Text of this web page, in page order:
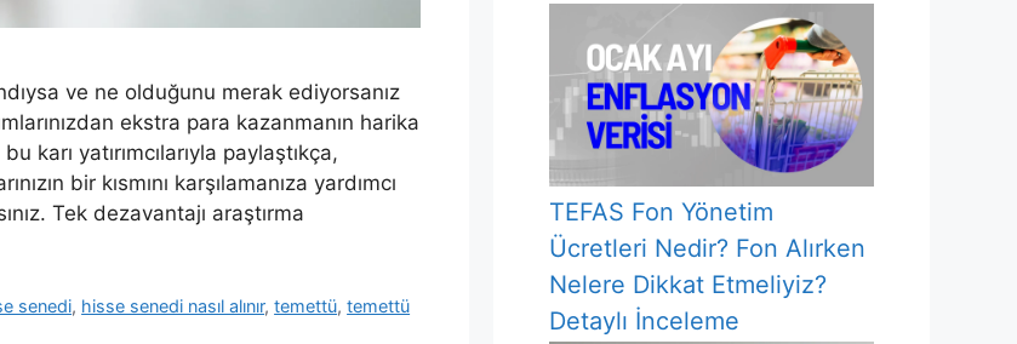
ve ne olduğunu merak ediyorsanız
ekstra para kazanmanın harika
karı yatırımcılarıyla paylaştıkça,
bir kısmını karşılamanıza yardımcı
Tek dezavantajı araştırma
senedi, hisse senedi nasıl alınır,temettü,temettü
TEFAS Fon Yönetim
Ücretleri Nedir? Fon Alırken
Nelere Dikkat Etmeliyiz?
Detaylı İnceleme